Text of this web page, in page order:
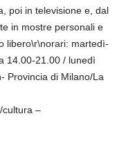
poi in televisione e, dal
in mostre personali e
libero\r\norari: martedì-
14.00-21.00 / lunedì
Provincia di Milano/La
cultura –